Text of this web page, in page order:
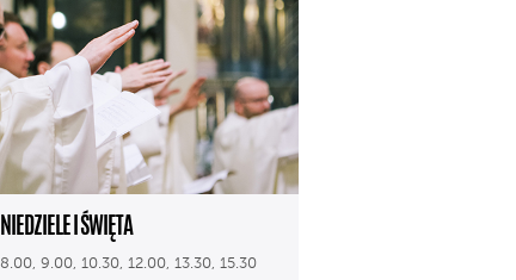
NIEDZIELE I ŚWIĘTA
8.00, 9.00, 10.30, 12.00, 13.30, 15.30